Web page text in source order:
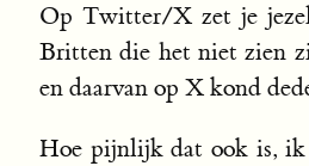
Op Twitter/X zet je
Britten die het niet zien
en daarvan op X kond
Hoe pijnlijk dat ook is, ik